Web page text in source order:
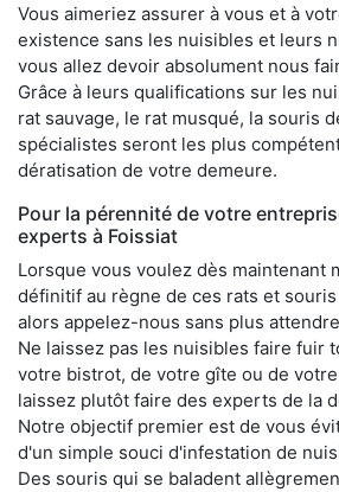
Vous aimeriez assurer à vous et à
existence sans les nuisibles et leurs
vous allez devoir absolument nous
Grâce à leurs qualifications sur les
rat sauvage, le rat musqué, la souris
spécialistes seront les plus
dératisation de votre demeure.
Pour la pérennité de votre
experts à Foissiat
Lorsque vous voulez dès maintenant
définitif au règne de ces rats et
alors appelez-nous sans plus
Ne laissez pas les nuisibles faire fuir
votre bistrot, de votre gîte ou de
laissez plutôt faire des experts de la
Notre objectif premier est de vous
d'un simple souci d'infestation de
Des souris qui se baladent